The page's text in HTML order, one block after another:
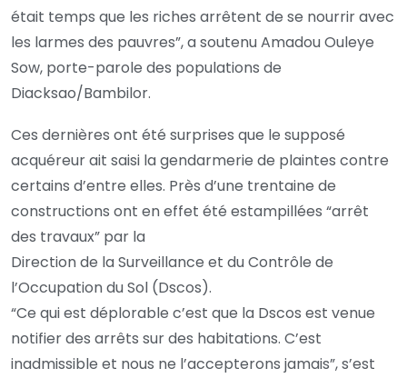
était temps que les riches arrêtent de se nourrir avec
les larmes des pauvres”, a soutenu Amadou Ouleye
Sow, porte-parole des populations de
Diacksao/Bambilor.
Ces dernières ont été surprises que le supposé
acquéreur ait saisi la gendarmerie de plaintes contre
certains d’entre elles. Près d’une trentaine de
constructions ont en effet été estampillées “arrêt
des travaux” par la
Direction de la Surveillance et du Contrôle de
l’Occupation du Sol (Dscos).
“Ce qui est déplorable c’est que la Dscos est venue
notifier des arrêts sur des habitations. C’est
inadmissible et nous ne l’accepterons jamais”, s’est